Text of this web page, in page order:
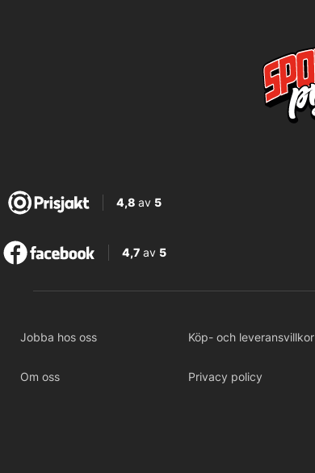
4,8 av5
4,7av 5
Jobba hos oss Köp- och leveransvillkor
Om oss Privacy policy